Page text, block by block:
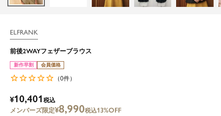
ELFRANK
前後2WAYフェザーブラウス
新作早割 会員価格
（0件）
¥10,401 税込
¥8,990税込13%OFF